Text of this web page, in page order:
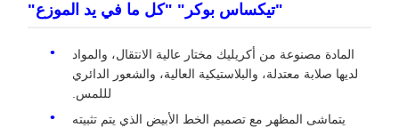
"تيكساس بوكر" "كل ما في يد الموزع"
المادة مصنوعة من أكريليك مختار عالية الانتقال، والمواد
لديها صلابة معتدلة، والبلاستيكية العالية، والشعور الدائري
لللمس.
يتماشى المظهر مع تصميم الخط الأبيض الذي يتم تثبيته